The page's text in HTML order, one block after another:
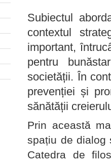
Subiectul
contextul
important,
pentru
societății. În
prevenției și
sănătății
Prin această
spațiu de dialog
Catedra de